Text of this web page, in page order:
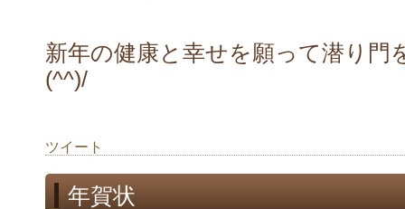
新年の健康と幸せを願って潜り門
(^^)/
ツイート
年賀状